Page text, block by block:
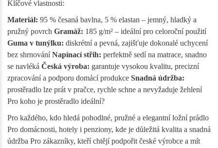
Klíčové vlastnosti:
Materiál: 95 % česaná bavlna, 5 % elastan – jemný, hladký a
pružný povrch Gramáž: 185 g/m² – ideální pro celoroční použití
Guma v tunýlku: diskrétní a pevná, zajišťuje dokonalé uchycení
bez shrnováníNapínací střih: perfektně sedí na matrace, snadno
se navléká Česká výroba: garantuje vysokou kvalitu, precizní
zpracování a podporu domácí produkce Snadná údržba:
prostěradlo lze prát v pračce, rychle schne a nevyžaduje žehlení
Pro koho je prostěradlo ideální?
Pro každého, kdo hledá pohodlné, pružné a elegantní ložní prádlo
Pro domácnosti, hotely i penziony, kde je důležitá kvalita a snadná
údržba Pro zákazníky, kteří chtějí podpořit české výrobce a mít